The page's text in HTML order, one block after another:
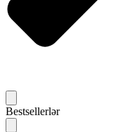
Bestsellerlər